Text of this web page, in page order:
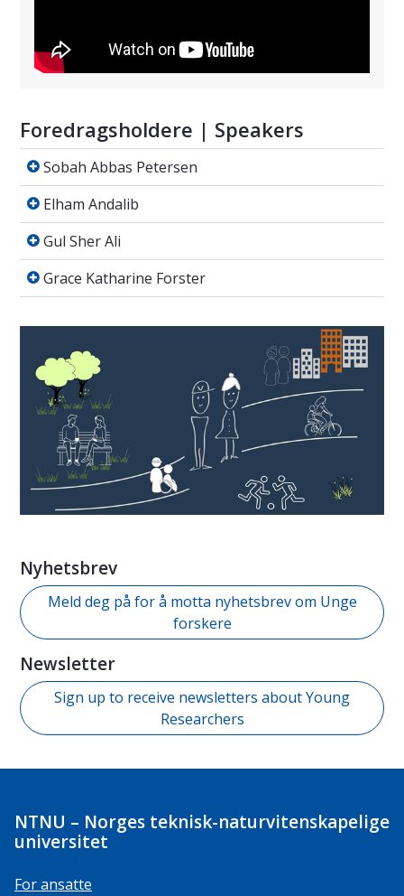
Foredragsholdere | Speakers
Sobah Abbas Petersen
Sobah Abbas Petersen
Elham Andalib
Elham Andalib
Gul Sher Ali
Gul Sher Ali
Grace Katharine Forster
Grace Katharine Forster
Nyhetsbrev
Meld deg på for å motta nyhetsbrev om Unge
forskere
Newsletter
Sign up to receive newsletters about Young
Researchers
NTNU – Norges teknisk-naturvitenskapelige
universitet
For ansatte